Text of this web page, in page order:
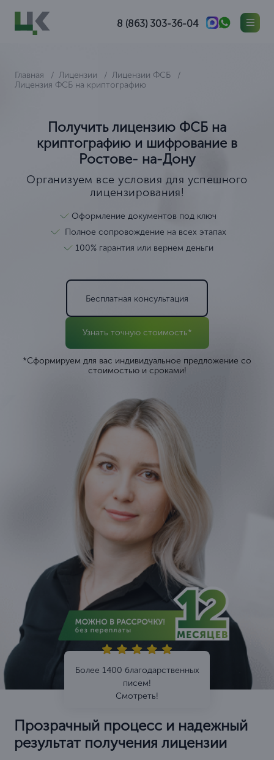
8 (863) 303-36-04
Главная Лицензии
Лицензии ФСБ
Лицензия ФСБ на криптографию
Получить лицензию ФСБ на
криптографию и шифрование в
Ростове- на-Дону
Организуем все условия для успешного
лицензирования!
Оформление документов под ключ
Полное сопровождение на всех этапах
100% гарантия или вернем деньги
Бесплатная консультация
Узнать точную стоимость*
*Сформируем для вас индивидуальное предложение со
стоимостью и сроками!
Более 1400 благодарственных
писем!
Смотреть!
Прозрачный процесс и надежный
результат получения лицензии